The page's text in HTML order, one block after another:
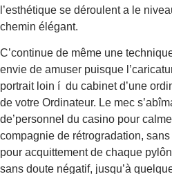
l’esthétique se déroulent a le
chemin élégant.
C’continue de même une
envie de amuser puisque
portrait loin í du cabinet d’une
de votre Ordinateur. Le mec
de’personnel du casino pour
compagnie de rétrogradation,
pour acquittement de chaque
sans doute négatif, jusqu’à